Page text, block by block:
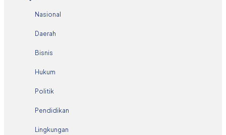
Nasional
Daerah
Bisnis
Hukum
Politik
Pendidikan
Lingkungan